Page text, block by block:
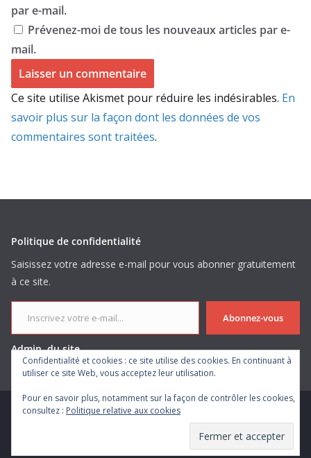
par e-mail.
Prévenez-moi de tous les nouveaux articles par e-
mail.
Ce site utilise Akismet pour réduire les indésirables. En
savoir plus sur la façon dont les données de vos
commentaires sont traitées.
Politique de confidentialité
Saisissez votre adresse e-mail pour vous abonner gratuitement
à ce site.
Inscrivez votre e-mail...
Abonnez-vous
Admin. du site
. Tous droits réservés.
WordPress
Confidentialité et cookies : ce site utilise des cookies. En continuant à
utiliser ce site Web, vous acceptez leur utilisation.
Pour en savoir plus, notamment sur la façon de contrôler les cookies,
consultez : Politique relative aux cookies